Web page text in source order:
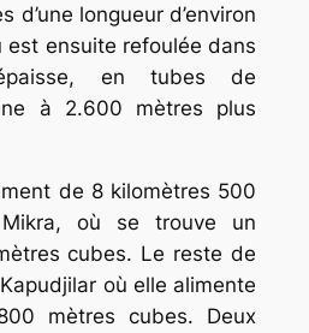
d’une longueur d’environ
est ensuite refoulée dans
en tubes de
à 2.600 mètres plus
de 8 kilomètres 500
où se trouve un
cubes. Le reste de
où elle alimente
mètres cubes. Deux